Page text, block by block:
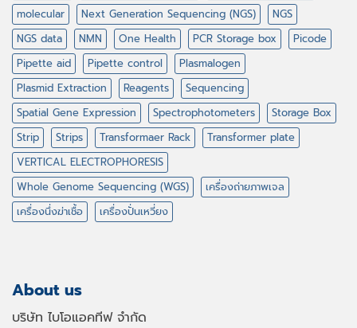
molecular
Next Generation Sequencing (NGS)
NGS
NGS data
NMN One Health PCR Storage box
Picode
Pipette aid
Pipette control
Plasmalogen
Plasmid Extraction
Reagents
Sequencing
Spatial Gene Expression
Spectrophotometers
Storage Box
Strip
Strips Transformaer Rack
Transformer plate
VERTICAL ELECTROPHORESIS
Whole Genome Sequencing (WGS)
เครื่องถ่ายภาพเจล
เครื่องนึ่งฆ่าเชื้อ
เครื่องปั่นเหวี่ยง
About us
บริษัท ไบโอแอคทีฟ จำกัด